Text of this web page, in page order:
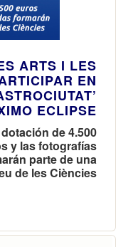
ARTS I LES
EN
ECLIPSE
de 4.500
y las fotografías
parte de una
de les Ciències